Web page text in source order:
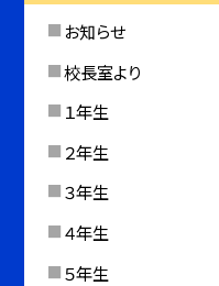
お知らせ
校長室より
１年生
２年生
３年生
４年生
５年生